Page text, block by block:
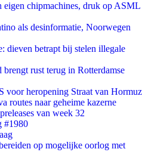
eigen chipmachines, druk op ASML
als desinformatie, Noorwegen
dieven betrapt bij stelen illegale
rust terug in Rotterdamse
voor heropening Straat van Hormuz
routes naar geheime kazerne
van week 32
#1980
op mogelijke oorlog met